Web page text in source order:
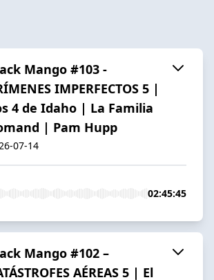
Mango #103 -
IMPERFECTOS 5 |
4 de Idaho | La Familia
| Pam Hupp
07-14
02:45:45
Mango #102 –
AÉREAS 5 | El